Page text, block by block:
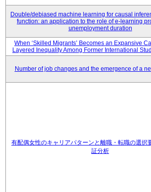
Double/debiased machine learning for causal
function: an application to the role of e-learning
unemployment duration
When ‘Skilled Migrants’ Becomes an Expansive
Layered Inequality Among Former International
Number of job changes and the emergence of a
有配偶女性のキャリアパターンと離職・転職の選択
証分析